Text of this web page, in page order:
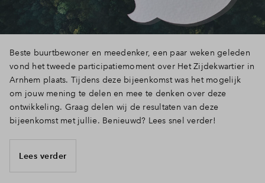
Beste buurtbewoner en meedenker, een paar weken geleden
vond het tweede participatiemoment over Het Zijdekwartier in
Arnhem plaats. Tijdens deze bijeenkomst was het mogelijk
om jouw mening te delen en mee te denken over deze
ontwikkeling. Graag delen wij de resultaten van deze
bijeenkomst met jullie. Benieuwd? Lees snel verder!
Lees verder